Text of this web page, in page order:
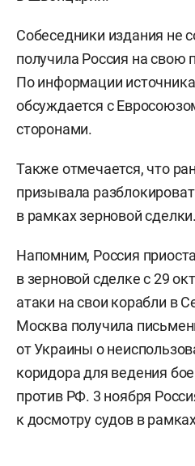
Собеседники издания не
получила Россия на свою
По информации
обсуждается с
сторонами.
Также отмечается, что
призывала
в рамках зерновой сделки.
Напомним, Россия
в зерновой сделке с 29
атаки на свои корабли в
Москва получила
от Украины о
коридора для ведения
против РФ. 3 ноября
к досмотру судов в